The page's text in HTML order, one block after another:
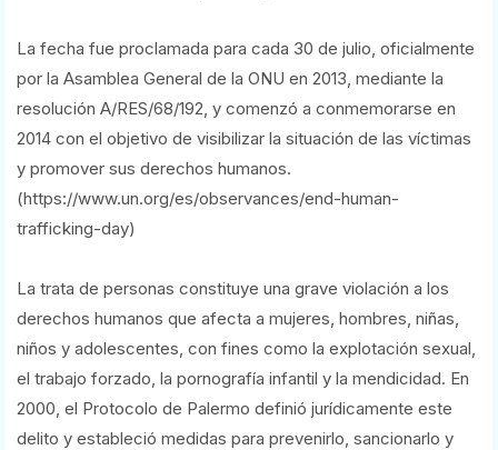
La fecha fue proclamada para cada 30 de julio, oficialmente
por la Asamblea General de la ONU en 2013, mediante la
resolución A/RES/68/192, y comenzó a conmemorarse en
2014 con el objetivo de visibilizar la situación de las víctimas
y promover sus derechos humanos.
(https://www.un.org/es/observances/end-human-
trafficking-day)
La trata de personas constituye una grave violación a los
derechos humanos que afecta a mujeres, hombres, niñas,
niños y adolescentes, con fines como la explotación sexual,
el trabajo forzado, la pornografía infantil y la mendicidad. En
2000, el Protocolo de Palermo definió jurídicamente este
delito y estableció medidas para prevenirlo, sancionarlo y